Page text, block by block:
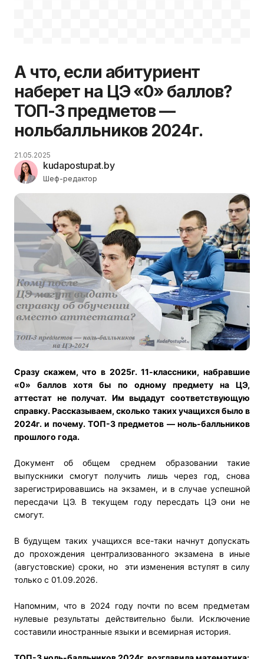
А что, если абитуриент
наберет на ЦЭ «0» баллов?
ТОП-3 предметов —
нольбалльников 2024г.
kudapostupat.by
Шеф-редактор
21.05.2025
Сразу скажем, что в 2025г. 11-классники, набравшие
«0» баллов хотя бы по одному предмету на ЦЭ,
аттестат не получат. Им выдадут соответствующую
справку. Рассказываем, сколько таких учащихся было в
2024г. и почему. ТОП-3 предметов — ноль-балльников
прошлого года.
Документ об общем среднем образовании такие
выпускники смогут получить лишь через год, снова
зарегистрировавшись на экзамен, и в случае успешной
пересдачи ЦЭ. В текущем году пересдать ЦЭ они не
смогут.
В будущем таких учащихся все-таки начнут допускать
до прохождения централизованного экзамена в иные
(августовские) сроки, но эти изменения вступят в силу
только с 01.09.2026.
Напомним, что в 2024 году почти по всем предметам
нулевые результаты действительно были. Исключение
составили иностранные языки и всемирная история.